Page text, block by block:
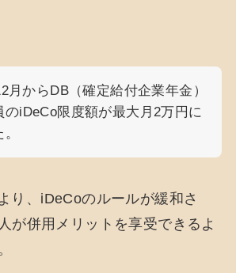
月からDB（確定給付企業年金）
のiDeCo限度額が最大月2万円に
り、iDeCoのルールが緩和さ
が併用メリットを享受できるよ